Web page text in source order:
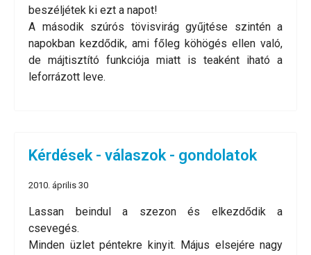
beszéljétek ki ezt a napot!
A második szúrós tövisvirág gyűjtése szintén a
napokban kezdődik, ami főleg köhögés ellen való,
de májtisztító funkciója miatt is teaként iható a
leforrázott leve.
Kérdések - válaszok - gondolatok
2010. április 30
Lassan beindul a szezon és elkezdődik a
csevegés.
Minden üzlet péntekre kinyit. Május elsejére nagy